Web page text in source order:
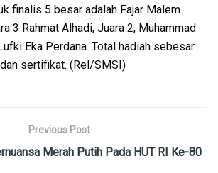
finalis 5 besar adalah Fajar Malem
3 Rahmat Alhadi, Juara 2, Muhammad
Eka Perdana. Total hadiah sebesar
sertifikat. (Rel/SMSI)
Previous Post
Merah Putih Pada HUT RI Ke-80